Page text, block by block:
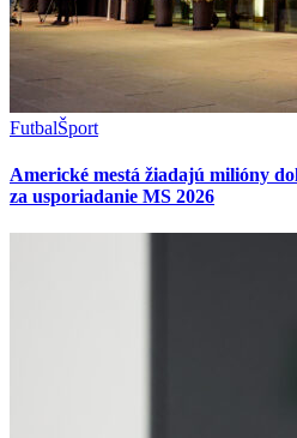
FutbalŠport
Americké mestá žiadajú milióny
za usporiadanie MS 2026